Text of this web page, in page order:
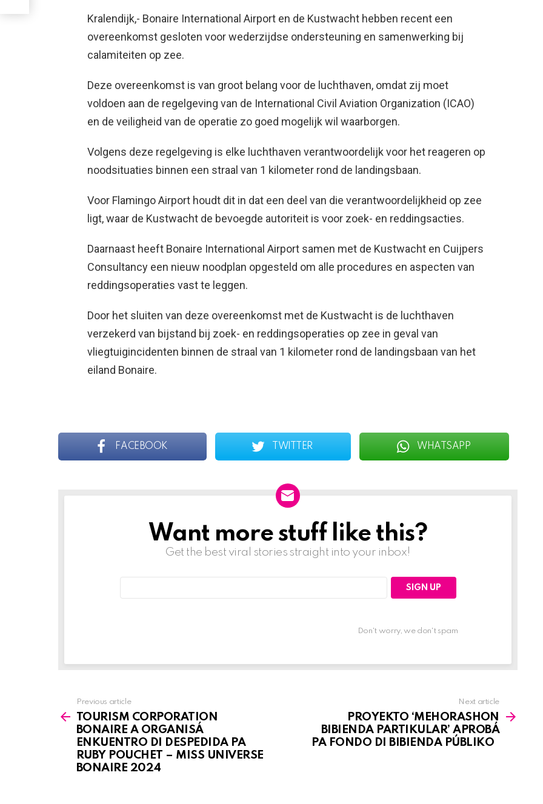
Kralendijk,- Bonaire International Airport en de Kustwacht hebben recent een
overeenkomst gesloten voor wederzijdse ondersteuning en samenwerking bij
calamiteiten op zee.
Deze overeenkomst is van groot belang voor de luchthaven, omdat zij moet
voldoen aan de regelgeving van de International Civil Aviation Organization (ICAO)
en de veiligheid van de operatie zo goed mogelijk wil waarborgen.
Volgens deze regelgeving is elke luchthaven verantwoordelijk voor het reageren op
noodsituaties binnen een straal van 1 kilometer rond de landingsbaan.
Voor Flamingo Airport houdt dit in dat een deel van die verantwoordelijkheid op zee
ligt, waar de Kustwacht de bevoegde autoriteit is voor zoek- en reddingsacties.
Daarnaast heeft Bonaire International Airport samen met de Kustwacht en Cuijpers
Consultancy een nieuw noodplan opgesteld om alle procedures en aspecten van
reddingsoperaties vast te leggen.
Door het sluiten van deze overeenkomst met de Kustwacht is de luchthaven
verzekerd van bijstand bij zoek- en reddingsoperaties op zee in geval van
vliegtuigincidenten binnen de straal van 1 kilometer rond de landingsbaan van het
eiland Bonaire.
FACEBOOK TWITTER WHATSAPP
NEWSLETTERWant more stuff like this?
Get the best viral stories straight into your inbox!
Don't worry, we don't spam
more
Previous article
TOURISM CORPORATION
BONAIRE A ORGANISÁ
ENKUENTRO DI DESPEDIDA PA
RUBY POUCHET – MISS UNIVERSE
BONAIRE 2024
Next article
PROYEKTO ‘MEHORASHON
BIBIENDA PARTIKULAR’ APROBÁ
PA FONDO DI BIBIENDA PÚBLIKO